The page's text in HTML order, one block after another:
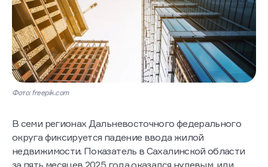
Фото: freepik.com
В семи регионах Дальневосточного федерального
округа фиксируется падение ввода жилой
недвижимости. Показатель в Сахалинской области